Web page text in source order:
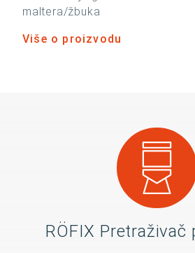
maltera/žbuka
Više o proizvodu
RÖFIX Pretraživač